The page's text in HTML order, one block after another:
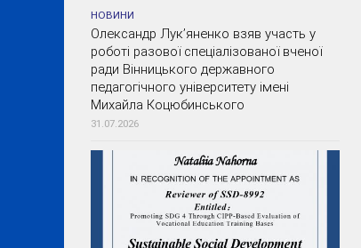
НОВИНИ
Олександр Лук’яненко взяв участь у
роботі разової спеціалізованої вченої
ради Вінницького державного
педагогічного університету імені
Михайла Коцюбинського
31.07.2026